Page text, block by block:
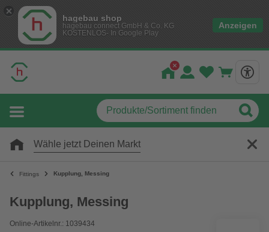
hagebau shop
hagebau connect GmbH & Co. KG
KOSTENLOS- In Google Play
Anzeigen
Wähle jetzt Deinen Markt
Fittings Kupplung, Messing
Kupplung, Messing
Online-Artikelnr.: 1039434